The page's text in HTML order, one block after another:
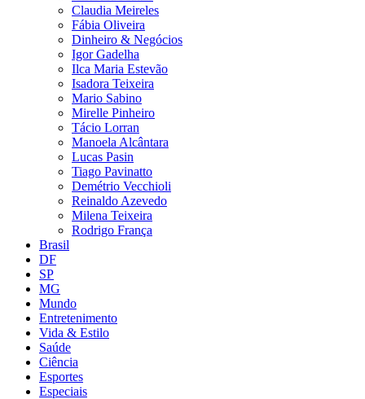
Claudia Meireles
Fábia Oliveira
Dinheiro & Negócios
Igor Gadelha
Ilca Maria Estevão
Isadora Teixeira
Mario Sabino
Mirelle Pinheiro
Tácio Lorran
Manoela Alcântara
Lucas Pasin
Tiago Pavinatto
Demétrio Vecchioli
Reinaldo Azevedo
Milena Teixeira
Rodrigo França
Brasil
DF
SP
MG
Mundo
Entretenimento
Vida & Estilo
Saúde
Ciência
Esportes
Especiais